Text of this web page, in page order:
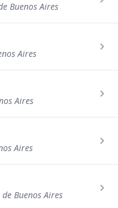
Buenos Aires
Aires
Aires
Aires
Buenos Aires